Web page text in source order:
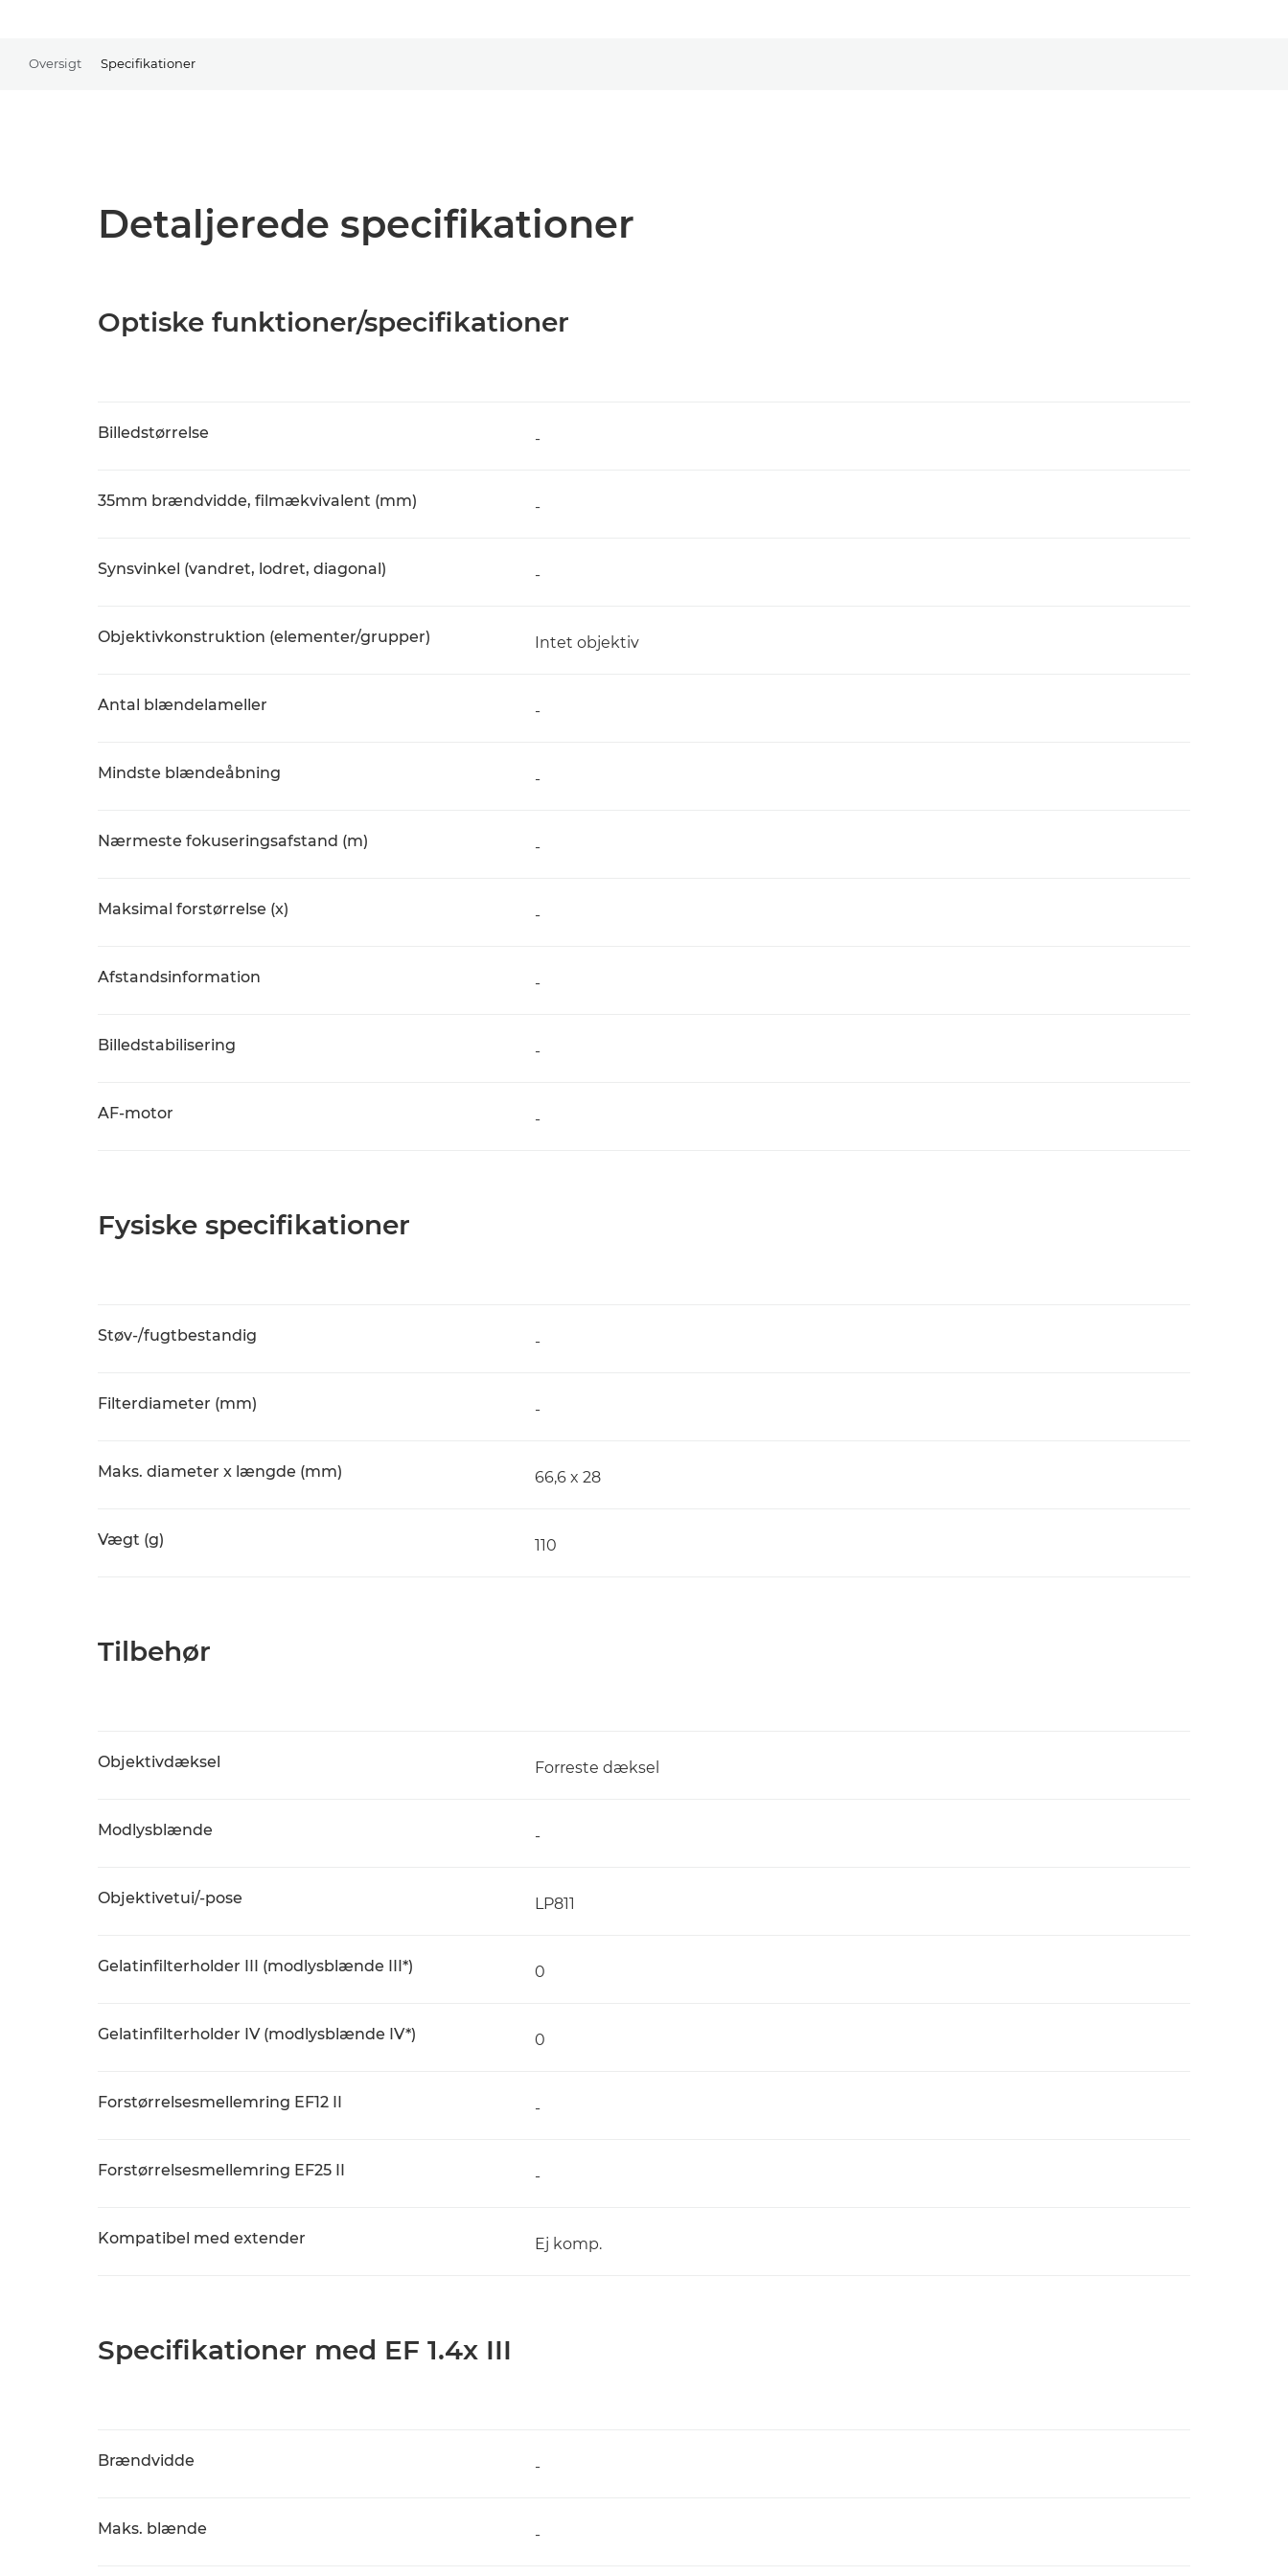
Oversigt Specifikationer
Detaljerede specifikationer
Optiske funktioner/specifikationer
Billedstørrelse -
35mm brændvidde, filmækvivalent (mm) -
Synsvinkel (vandret, lodret, diagonal) -
Objektivkonstruktion (elementer/grupper) Intet objektiv
Antal blændelameller -
Mindste blændeåbning -
Nærmeste fokuseringsafstand (m) -
Maksimal forstørrelse (x) -
Afstandsinformation -
Billedstabilisering -
AF-motor -
Fysiske specifikationer
Støv-/fugtbestandig -
Filterdiameter (mm) -
Maks. diameter x længde (mm) 66,6 x 28
Vægt (g) 110
Tilbehør
Objektivdæksel Forreste dæksel
Modlysblænde -
Objektivetui/-pose LP811
Gelatinfilterholder III (modlysblænde III*) 0
Gelatinfilterholder IV (modlysblænde IV*) 0
Forstørrelsesmellemring EF12 II -
Forstørrelsesmellemring EF25 II -
Kompatibel med extender Ej komp.
Specifikationer med EF 1.4x III
Brændvidde -
Maks. blænde -